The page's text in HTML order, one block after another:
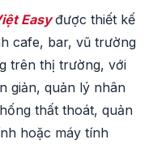
Easy được thiết kế
cafe, bar, vũ trường
trên thị trường, với
giản, quản lý nhân
thất thoát, quản
hoặc máy tính